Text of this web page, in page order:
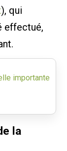
), qui
effectué,
importante
la